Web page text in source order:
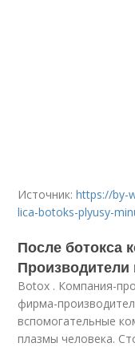
Источник:https://by-
lica-botoks-plyusy-
После ботокса
Производители
Botox . Компания-
фирма-
вспомогательные
плазмы человека.